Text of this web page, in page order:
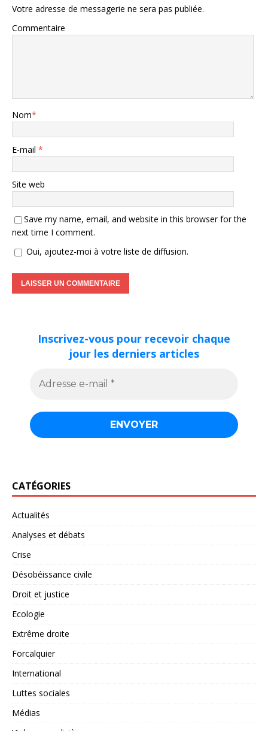
Votre adresse de messagerie ne sera pas publiée.
Commentaire
Nom*
E-mail *
Site web
Save my name, email, and website in this browser for the
next time I comment.
Oui, ajoutez-moi à votre liste de diffusion.
Inscrivez-vous pour recevoir chaque
jour les derniers articles
CATÉGORIES
Actualités
Analyses et débats
Crise
Désobéissance civile
Droit et justice
Ecologie
Extrême droite
Forcalquier
International
Luttes sociales
Médias